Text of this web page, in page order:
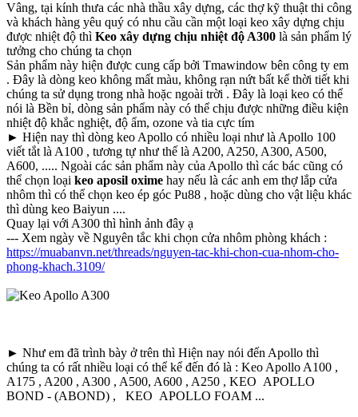
Vâng, tại kính thưa các nhà thầu xây dựng, các thợ kỹ thuật thi công
và khách hàng yêu quý có nhu cầu cần một loại keo xây dựng chịu
được nhiệt độ thì Keo xây dựng chịu nhiệt độ A300 là sản phẩm lý
tưởng cho chúng ta chọn
Sản phẩm này hiện được cung cấp bởi Tmawindow bên công ty em
. Đây là dòng keo không mất màu, không rạn nứt bất kể thời tiết khi
chúng ta sử dụng trong nhà hoặc ngoài trời . Đây là loại keo có thể
nói là Bền bỉ, dòng sản phẩm này có thể chịu được những điều kiện
nhiệt độ khắc nghiệt, độ ẩm, ozone và tia cực tím
► Hiện nay thì dòng keo Apollo có nhiều loại như là Apollo 100
viết tắt là A100 , tương tự như thế là A200, A250, A300, A500,
A600, ..... Ngoài các sản phẩm này của Apollo thì các bác cũng có
thể chọn loại keo aposil oxime hay nếu là các anh em thợ lắp cửa
nhôm thì có thể chọn keo ép góc Pu88 , hoặc dùng cho vật liệu khác
thì dùng keo Baiyun ....
Quay lại với A300 thì hình ảnh đây ạ
--- Xem ngày về Nguyên tắc khi chọn cửa nhôm phòng khách :
https://muabanvn.net/threads/nguyen-tac-khi-chon-cua-nhom-cho-
phong-khach.3109/
► Như em đã trình bày ở trên thì Hiện nay nói đến Apollo thì
chúng ta có rất nhiều loại có thể kể đến đó là : Keo Apollo A100 ,
A175 , A200 , A300 , A500, A600 , A250 , KEO APOLLO
BOND - (ABOND) , KEO APOLLO FOAM ...